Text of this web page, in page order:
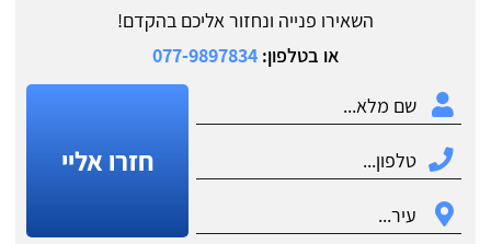
השאירו פנייה ונחזור אליכם בהקדם!
או בטלפון:077-9897834
חזרו אליי